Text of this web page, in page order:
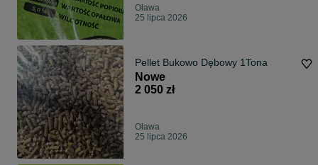
Oława
25 lipca 2026
Pellet Bukowo Dębowy 1Tona
Nowe
2 050 zł
Oława
25 lipca 2026